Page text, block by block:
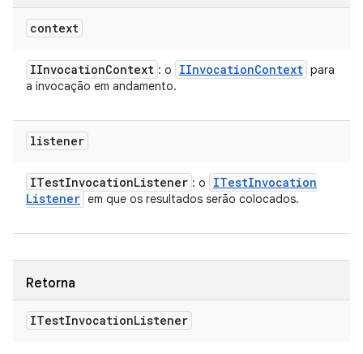
context
IInvocationContext : o IInvocationContext para
a invocação em andamento.
listener
ITestInvocationListener : o ITestInvocation
Listener em que os resultados serão colocados.
Retorna
ITestInvocationListener